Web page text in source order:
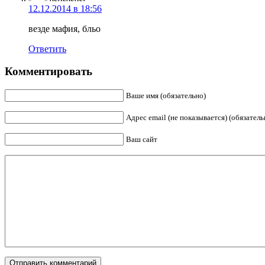
12.12.2014 в 18:56
везде мафия, бльо
Ответить
Комментировать
Ваше имя (обязательно)
Адрес email (не показывается)
Ваш сайт